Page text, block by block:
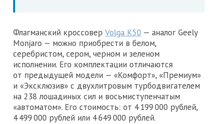
Флагманский кроссовер Volga K50 — аналог Geely
Monjaro — можно приобрести в белом,
серебристом, сером, черном и зеленом
исполнении. Его комплектации отличаются
от предыдущей модели — «Комфорт», «Премиум»
и «Эксклюзив» с двухлитровым турбодвигателем
на 238 лошадиных сил и восьмиступенчатым
«автоматом». Его стоимость: от 4 199 000 рублей,
4 499 000 рублей или 4 649 000 рублей.